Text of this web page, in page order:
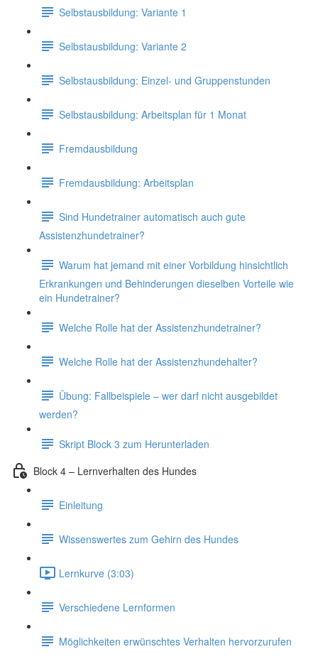
Selbstausbildung: Variante 1
Selbstausbildung: Variante 2
Selbstausbildung: Einzel- und Gruppenstunden
Selbstausbildung: Arbeitsplan für 1 Monat
Fremdausbildung
Fremdausbildung: Arbeitsplan
Sind Hundetrainer automatisch auch gute
Assistenzhundetrainer?
Warum hat jemand mit einer Vorbildung hinsichtlich
Erkrankungen und Behinderungen dieselben Vorteile wie
ein Hundetrainer?
Welche Rolle hat der Assistenzhundetrainer?
Welche Rolle hat der Assistenzhundehalter?
Übung: Fallbeispiele – wer darf nicht ausgebildet
werden?
Skript Block 3 zum Herunterladen
Block 4 – Lernverhalten des Hundes
Einleitung
Wissenswertes zum Gehirn des Hundes
Lernkurve (3:03)
Verschiedene Lernformen
Möglichkeiten erwünschtes Verhalten hervorzurufen